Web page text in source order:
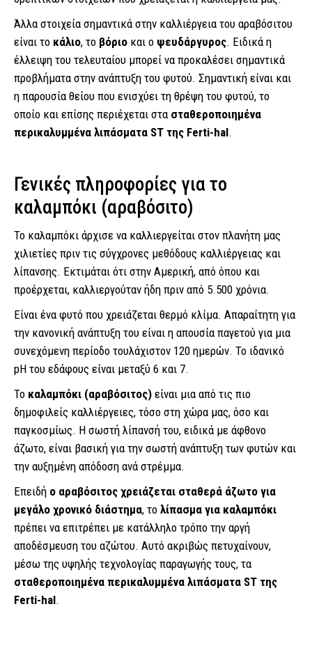
Άλλα στοιχεία σημαντικά στην καλλιέργεια του αραβόσιτου
είναι το κάλιο, το βόριο και ο ψευδάργυρος. Ειδικά η
έλλειψη του τελευταίου μπορεί να προκαλέσει σημαντικά
προβλήματα στην ανάπτυξη του φυτού. Σημαντική είναι και
η παρουσία θείου που ενισχύει τη θρέψη του φυτού, το
οποίο και επίσης περιέχεται στα σταθεροποιημένα
περικαλυμμένα λιπάσματα ST της Ferti-hal.
Γενικές πληροφορίες για το
καλαμπόκι (αραβόσιτο)
Το καλαμπόκι άρχισε να καλλιεργείται στον πλανήτη μας
χιλιετίες πριν τις σύγχρονες μεθόδους καλλιέργειας και
λίπανσης. Εκτιμάται ότι στην Αμερική, από όπου και
προέρχεται, καλλιεργούταν ήδη πριν από 5.500 χρόνια.
Είναι ένα φυτό που χρειάζεται θερμό κλίμα. Απαραίτητη για
την κανονική ανάπτυξη του είναι η απουσία παγετού για μια
συνεχόμενη περίοδο τουλάχιστον 120 ημερών. Το ιδανικό
pH του εδάφους είναι μεταξύ 6 και 7.
Το καλαμπόκι (αραβόσιτος) είναι μια από τις πιο
δημοφιλείς καλλιέργειες, τόσο στη χώρα μας, όσο και
παγκοσμίως. Η σωστή λίπανσή του, ειδικά με άφθονο
άζωτο, είναι βασική για την σωστή ανάπτυξη των φυτών και
την αυξημένη απόδοση ανά στρέμμα.
Επειδή ο αραβόσιτος χρειάζεται σταθερά άζωτο για
μεγάλο χρονικό διάστημα, το λίπασμα για καλαμπόκι
πρέπει να επιτρέπει με κατάλληλο τρόπο την αργή
αποδέσμευση του αζώτου. Αυτό ακριβώς πετυχαίνουν,
μέσω της υψηλής τεχνολογίας παραγωγής τους, τα
σταθεροποιημένα περικαλυμμένα λιπάσματα ST της
Ferti-hal.